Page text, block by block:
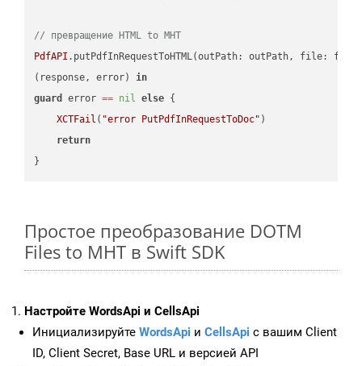
// превращение HTML to MHT
PdfAPI .putPdfInRequestToHTML(outPath: outPath, file: file.
(response, error) in
guard
error == nil else {
XCTFail ( "error PutPdfInRequestToDoc" )
return
Простое преобразование DOTM
Files to MHT в Swift SDK
Настройте WordsApi и CellsApi
Инициализируйте WordsApi и CellsApi с вашим Client
ID, Client Secret, Base URL и версией API